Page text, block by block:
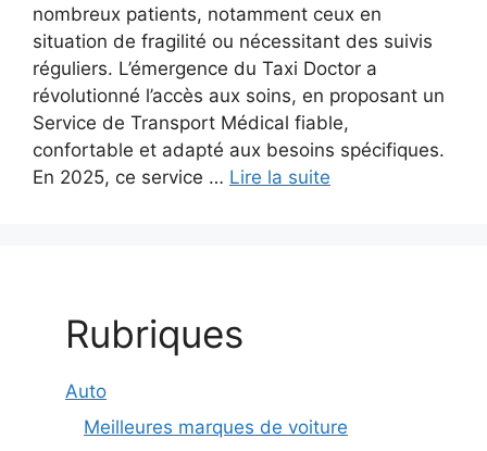
nombreux patients, notamment ceux en
situation de fragilité ou nécessitant des suivis
réguliers. L’émergence du Taxi Doctor a
révolutionné l’accès aux soins, en proposant un
Service de Transport Médical fiable,
confortable et adapté aux besoins spécifiques.
En 2025, ce service … Lire la suite
Rubriques
Auto
Meilleures marques de voiture